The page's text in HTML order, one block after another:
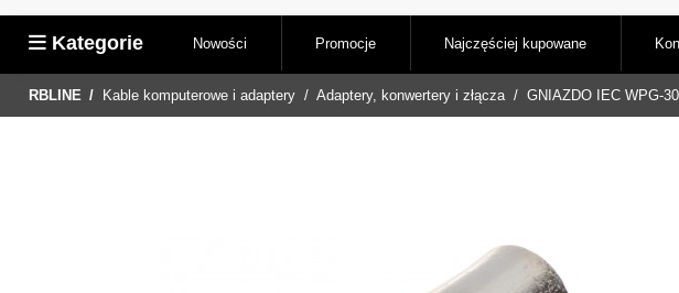
Kategorie Nowości Promocje Najczęściej kupowane
RBLINE Kable komputerowe i adaptery Adaptery, konwertery i złącza GNIAZDO IEC WPG-